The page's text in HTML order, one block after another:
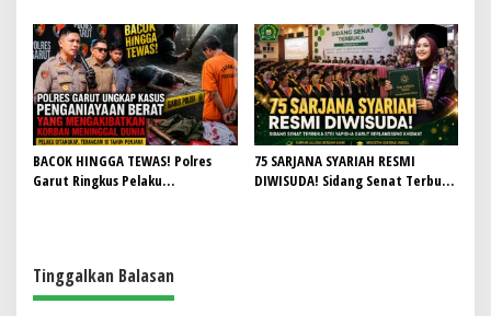
Slogan, Warga Bersatu Sambut
HUT RI ke-81
Menjaga Warisan Leluhur dari
Ruang Kelas
BACOK HINGGA TEWAS! Polres
Garut Ringkus Pelaku
75 SARJANA SYARIAH RESMI
DIWISUDA! Sidang Senat Terbuka
Tinggalkan Balasan